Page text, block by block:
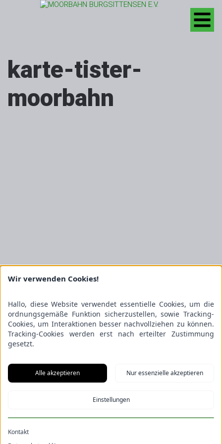
karte-tister-
moorbahn
Wir verwenden Cookies!
Hallo, diese Website verwendet essentielle Cookies, um die
ordnungsgemäße Funktion sicherzustellen, sowie Tracking-
Cookies, um Interaktionen besser nachvollziehen zu können.
Tracking-Cookies werden erst nach erteilter Zustimmung
gesetzt.
Alle akzeptieren Nur essenzielle akzeptieren
Einstellungen
Kontakt